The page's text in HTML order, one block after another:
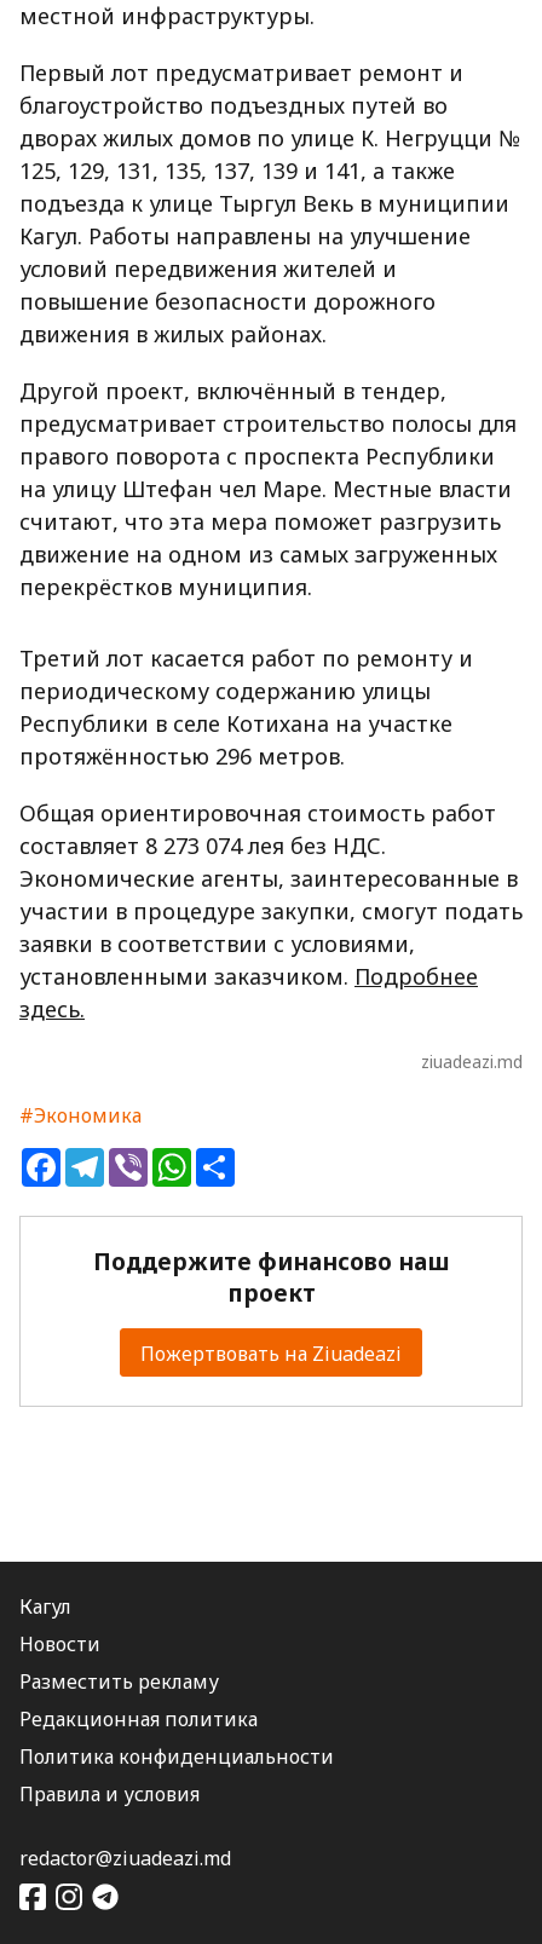
местной инфраструктуры.
Первый лот предусматривает ремонт и
благоустройство подъездных путей во
дворах жилых домов по улице К. Негруцци №
125, 129, 131, 135, 137, 139 и 141, а также
подъезда к улице Тыргул Векь в муниципии
Кагул. Работы направлены на улучшение
условий передвижения жителей и
повышение безопасности дорожного
движения в жилых районах.
Другой проект, включённый в тендер,
предусматривает строительство полосы для
правого поворота с проспекта Республики
на улицу Штефан чел Маре. Местные власти
считают, что эта мера поможет разгрузить
движение на одном из самых загруженных
перекрёстков муниципия.
Третий лот касается работ по ремонту и
периодическому содержанию улицы
Республики в селе Котихана на участке
протяжённостью 296 метров.
Общая ориентировочная стоимость работ
составляет 8 273 074 лея без НДС.
Экономические агенты, заинтересованные в
участии в процедуре закупки, смогут подать
заявки в соответствии с условиями,
установленными заказчиком. Подробнее
здесь.
ziuadeazi.md
#Экономика
FacebookTelegram
ViberWhatsApp
Поддержите финансово наш
проект
Пожертвовать на Ziuadeazi
Кагул
Новости
Разместить рекламу
Редакционная политика
Политика конфиденциальности
Правила и условия
redactor@ziuadeazi.md